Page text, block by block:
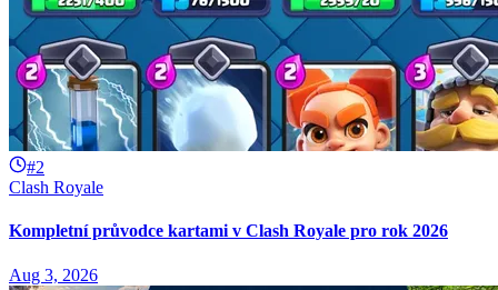
#2
Clash Royale
Kompletní průvodce kartami v Clash Royale pro rok 2026
Aug 3, 2026